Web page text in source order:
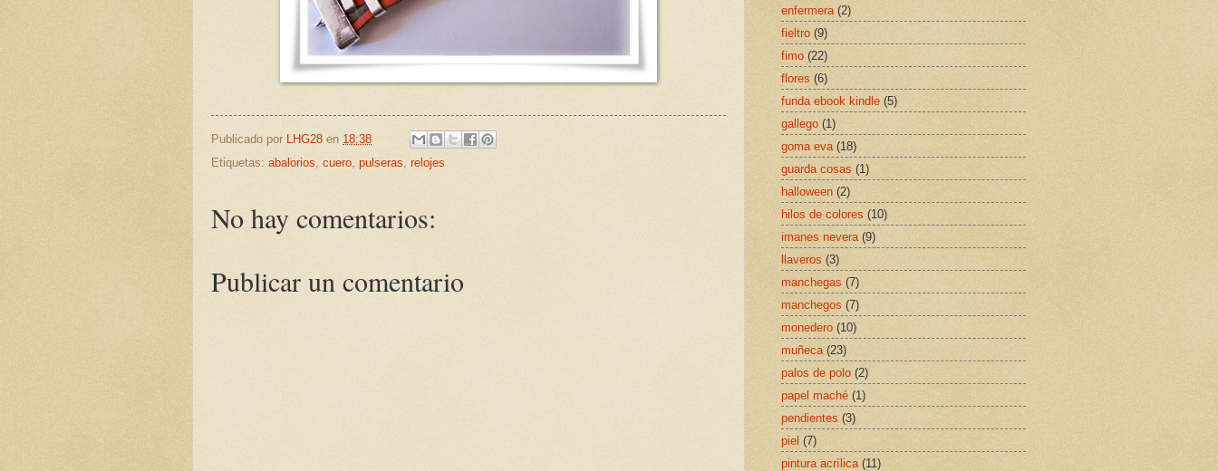
Publicado por LHG28 en 18:38
Etiquetas: abalorios, cuero, pulseras, relojes
No hay comentarios:
Publicar un comentario
enfermera (2)
fieltro (9)
fimo (22)
flores (6)
funda ebook kindle (5)
gallego (1)
goma eva (18)
guarda cosas (1)
halloween (2)
hilos de colores (10)
imanes nevera (9)
llaveros (3)
manchegas (7)
manchegos (7)
monedero (10)
muñeca (23)
palos de polo (2)
papel maché (1)
pendientes (3)
piel (7)
pintura acrílica (11)